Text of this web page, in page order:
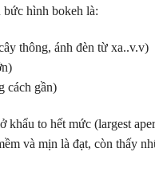
bức hình bokeh là:
thông, ánh đèn từ xa..v.v)
cách gần)
khẩu to hết mức (largest
và mịn là đạt, còn thấy